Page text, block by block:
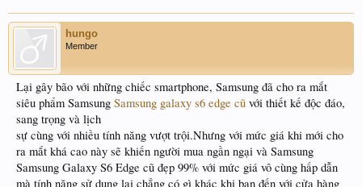
hungo
Member
Lại gây bão với những chiếc smartphone, Samsung đã cho ra mắt
siêu phẩm Samsung Samsung galaxy s6 edge cũ với thiết kế độc đáo,
sang trọng và lịch
sự cùng với nhiều tính năng vượt trội.Nhưng với mức giá khi mới cho
ra mắt khá cao này sẽ khiến người mua ngần ngại và Samsung
Samsung Galaxy S6 Edge cũ đẹp 99% với mức giá vô cùng hấp dẫn
mà tính năng sử dụng lại chẳng có gì khác khi bạn đến với cửa hàng